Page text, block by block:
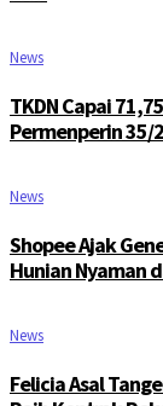
News
TKDN Capai
Permenperin 35/
News
Shopee Ajak
Hunian Nyaman
News
Felicia Asal